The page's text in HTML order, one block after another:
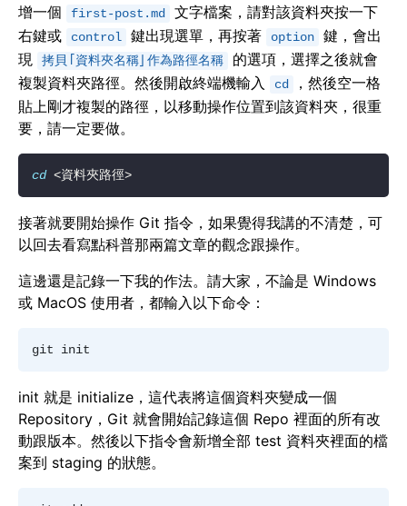
增一個
first-post.md
文字檔案，請對該資料夾按一下
右鍵或
control 鍵出現選單，再按著 option
鍵，會出
現
拷貝「資料夾名稱」作為路徑名稱
的選項，選擇之後就會
複製資料夾路徑。然後開啟終端機輸入
cd
，然後空一格
貼上剛才複製的路徑，以移動操作位置到該資料夾，很重
要，請一定要做。
cd
接著就要開始操作 Git 指令，如果覺得我講的不清楚，可
以回去看寫點科普那兩篇文章的觀念跟操作。
這邊還是記錄一下我的作法。請大家，不論是 Windows
或 MacOS 使用者，都輸入以下命令：
init 就是 initialize，這代表將這個資料夾變成一個
Repository，Git 就會開始記錄這個 Repo 裡面的所有改
動跟版本。然後以下指令會新增全部 test 資料夾裡面的檔
案到 staging 的狀態。